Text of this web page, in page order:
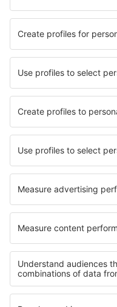
Eventos deportivos
Aprende más
Mejor Precio Garantizado
Aplicación móvil
Aerolíneas
Ryanair
Vueling
Iberia
Air Europa
Wizz Air
Sobre eSky
Términos y condiciones
Mis reservas
Política de privacidad
Asistencia y contacto